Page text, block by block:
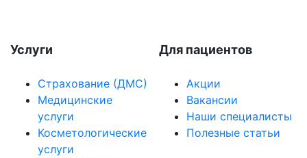
Услуги
Страхование (ДМС)
Медицинские
услуги
Косметологические
услуги
Для пациентов
Акции
Вакансии
Наши специалисты
Полезные статьи